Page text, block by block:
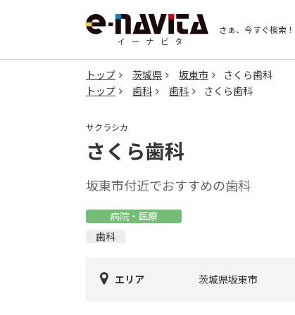
さぁ、今すぐ検索！
トップ 茨城県 坂東市
さくら歯科
トップ
歯科 歯科 さくら歯科
サクラシカ
さくら歯科
坂東市付近でおすすめの歯科
病院・医療
歯科
エリア 茨城県坂東市